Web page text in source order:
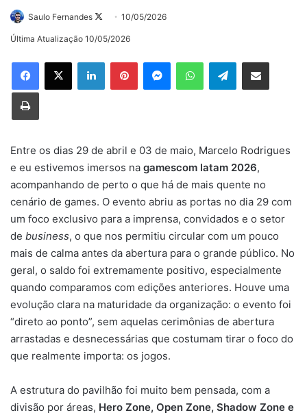
Saulo Fernandes
Follow
on
10/05/2026
Última Atualização 10/05/2026
LinkedinPinterestMessengerWhatsAppTelegramCompartilhar via e-mail
Imprimir
Entre os dias 29 de abril e 03 de maio, Marcelo Rodrigues
e eu estivemos imersos na gamescom latam 2026,
acompanhando de perto o que há de mais quente no
cenário de games. O evento abriu as portas no dia 29 com
um foco exclusivo para a imprensa, convidados e o setor
de business, o que nos permitiu circular com um pouco
mais de calma antes da abertura para o grande público. No
geral, o saldo foi extremamente positivo, especialmente
quando comparamos com edições anteriores. Houve uma
evolução clara na maturidade da organização: o evento foi
“direto ao ponto”, sem aquelas cerimônias de abertura
arrastadas e desnecessárias que costumam tirar o foco do
que realmente importa: os jogos.
A estrutura do pavilhão foi muito bem pensada, com a
divisão por áreas, Hero Zone, Open Zone, Shadow Zone e